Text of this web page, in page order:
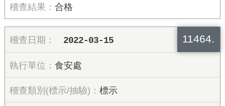
合格
11464.
2022-03-15
食安處
標示